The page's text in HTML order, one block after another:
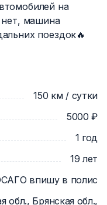
на
нет, машина
поездок🔥
150 км / сутки
5000 ₽
1 год
19 лет
впишу в полис
обл., Брянская обл.,